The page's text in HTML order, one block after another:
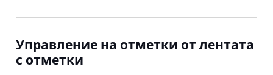
Управление на отметки от лентата
с отметки